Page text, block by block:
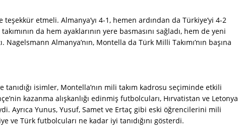
teşekkür etmeli. Almanya’yı 4-1, hemen ardından da Türkiye’yi 4-2
da hem ayaklarının yere basmasını sağladı, hem de yeni
Almanya’nın, Montella da Türk Milli Takımı’nın başına
tanıdığı isimler, Montella’nın mili takım kadrosu seçiminde etkili
kazanma alışkanlığı edinmiş futbolcuları, Hırvatistan ve Letonya
Ayrıca Yunus, Yusuf, Samet ve Ertaç gibi eski öğrencilerini mili
ve Türk futbolcuları ne kadar iyi tanıdığını gösterdi.